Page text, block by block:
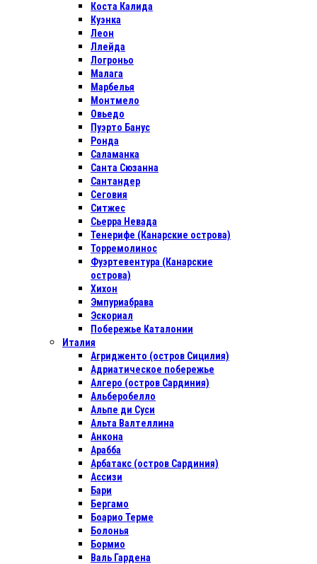
Коста Калида
Куэнка
Леон
Ллейда
Логроньо
Малага
Марбелья
Монтмело
Овьедо
Пуэрто Банус
Ронда
Саламанка
Санта Сюзанна
Сантандер
Сеговия
Ситжес
Сьерра Невада
Тенерифе (Канарские острова)
Торремолинос
Фуэртевентура (Канарские
острова)
Хихон
Эмпуриабрава
Эскориал
Побережье Каталонии
Италия
Агридженто (остров Сицилия)
Адриатическое побережье
Алгеро (остров Сардиния)
Альберобелло
Альпе ди Суси
Альта Валтеллина
Анкона
Арабба
Арбатакс (остров Сардиния)
Ассизи
Бари
Бергамо
Боарио Терме
Болонья
Бормио
Валь Гардена